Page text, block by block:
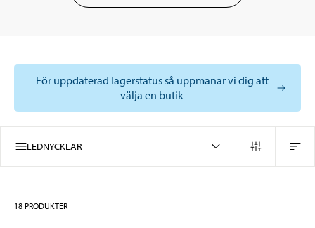
För uppdaterad lagerstatus så uppmanar vi dig att
välja en butik
LEDNYCKLAR
18 PRODUKTER